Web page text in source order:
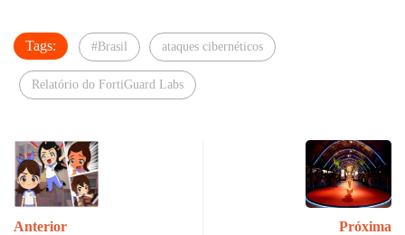
Tags: #Brasil ataques cibernéticos
Relatório do FortiGuard Labs
Anterior Próxima